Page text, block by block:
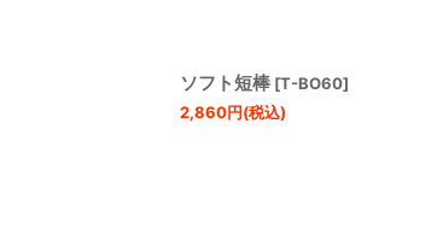
ソフト短棒 [T-BO60]
2,860円(税込)